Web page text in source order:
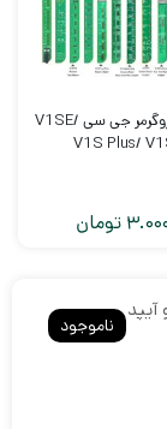
ماژول های پروگرمر جی سی V1SE/
V1S Plus/
تومان
ناموجود